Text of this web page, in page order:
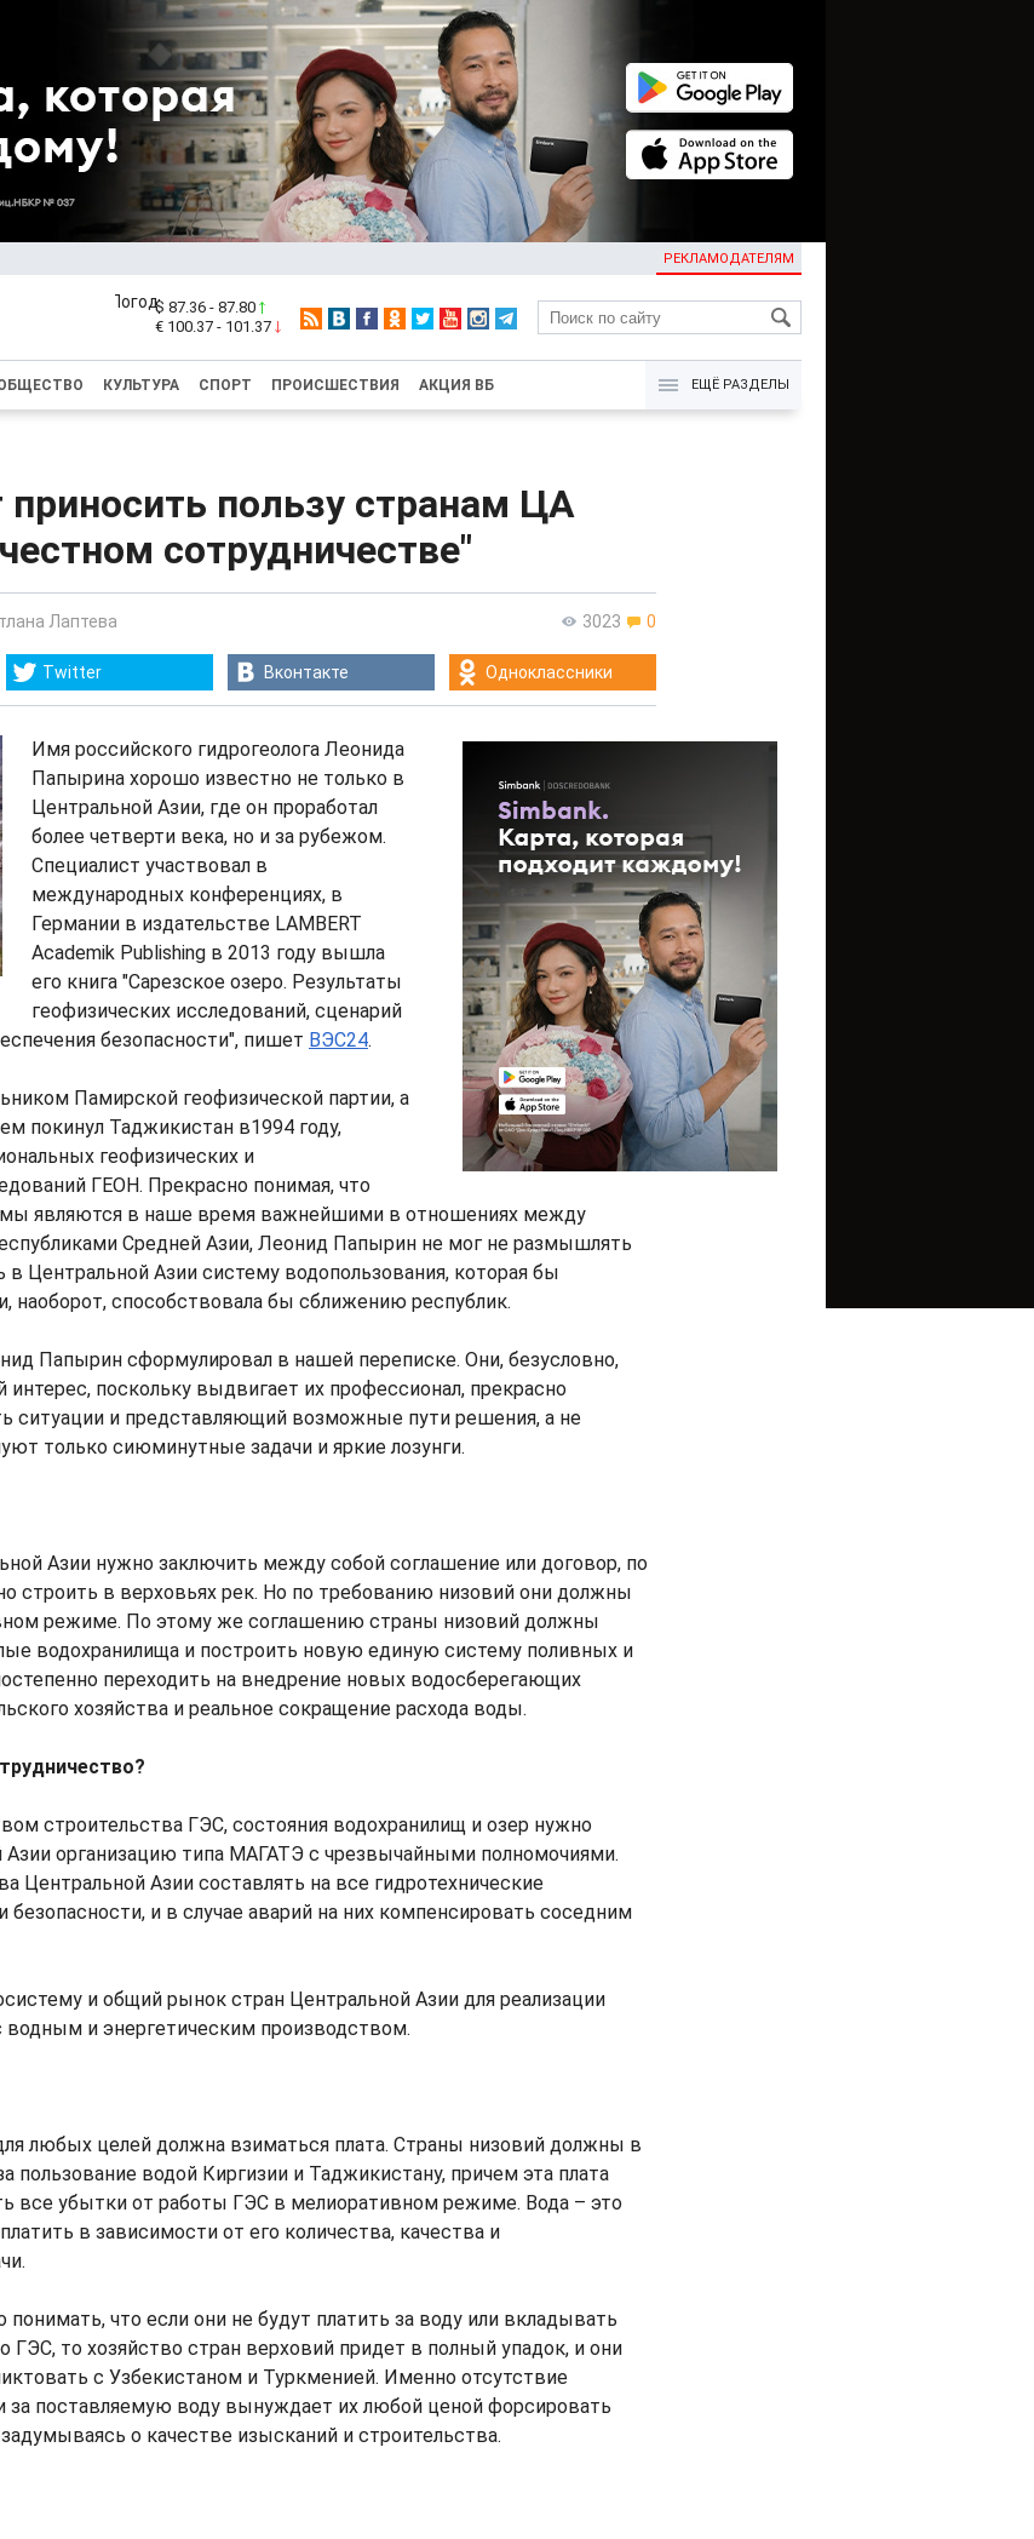
РЕКЛАМОДАТЕЛЯМ
KG
$ 87.36 - 87.80
€ 100.37 - 101.37
КУЛЬТУРА СПОРТ ПРОИСШЕСТВИЯ АКЦИЯ ВБ ЕЩЁ РАЗДЕЛЫ
приносить пользу странам ЦА
сотрудничестве"
3023 0
Лаптева
Twitter Вконтакте Одноклассники
Имя российского гидрогеолога Леонида
Папырина хорошо известно не только в
Центральной Азии, где он проработал
более четверти века, но и за рубежом.
Специалист участвовал в
международных конференциях, в
Германии в издательстве LAMBERT
Academik Publishing в 2013 году вышла
его книга "Сарезское озеро. Результаты
геофизических исследований, сценарий
безопасности", пишет ВЭС24.
Памирской геофизической партии, а
покинул Таджикистан в1994 году,
геофизических и
ГЕОН. Прекрасно понимая, что
являются в наше время важнейшими в отношениях между
Средней Азии, Леонид Папырин не мог не размышлять
Центральной Азии систему водопользования, которая бы
наоборот, способствовала бы сближению республик.
Папырин сформулировал в нашей переписке. Они, безусловно,
поскольку выдвигает их профессионал, прекрасно
ситуации и представляющий возможные пути решения, а не
только сиюминутные задачи и яркие лозунги.
Азии нужно заключить между собой соглашение или договор, по
строить в верховьях рек. Но по требованию низовий они должны
режиме. По этому же соглашению страны низовий должны
водохранилища и построить новую единую систему поливных и
переходить на внедрение новых водосберегающих
хозяйства и реальное сокращение расхода воды.
строительства ГЭС, состояния водохранилищ и озер нужно
Азии организацию типа МАГАТЭ с чрезвычайными полномочиями.
Центральной Азии составлять на все гидротехнические
безопасности, и в случае аварий на них компенсировать соседним
и общий рынок стран Центральной Азии для реализации
водным и энергетическим производством.
любых целей должна взиматься плата. Страны низовий должны в
пользование водой Киргизии и Таджикистану, причем эта плата
все убытки от работы ГЭС в мелиоративном режиме. Вода – это
в зависимости от его количества, качества и
что если они не будут платить за воду или вкладывать
ГЭС, то хозяйство стран верховий придет в полный упадок, и они
с Узбекистаном и Туркменией. Именно отсутствие
за поставляемую воду вынуждает их любой ценой форсировать
о качестве изысканий и строительства.